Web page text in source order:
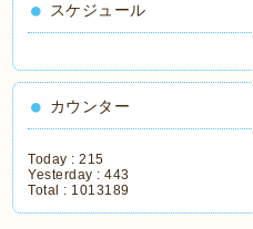
スケジュール
カウンター
Today :215
Yesterday :443
Total : 1013189